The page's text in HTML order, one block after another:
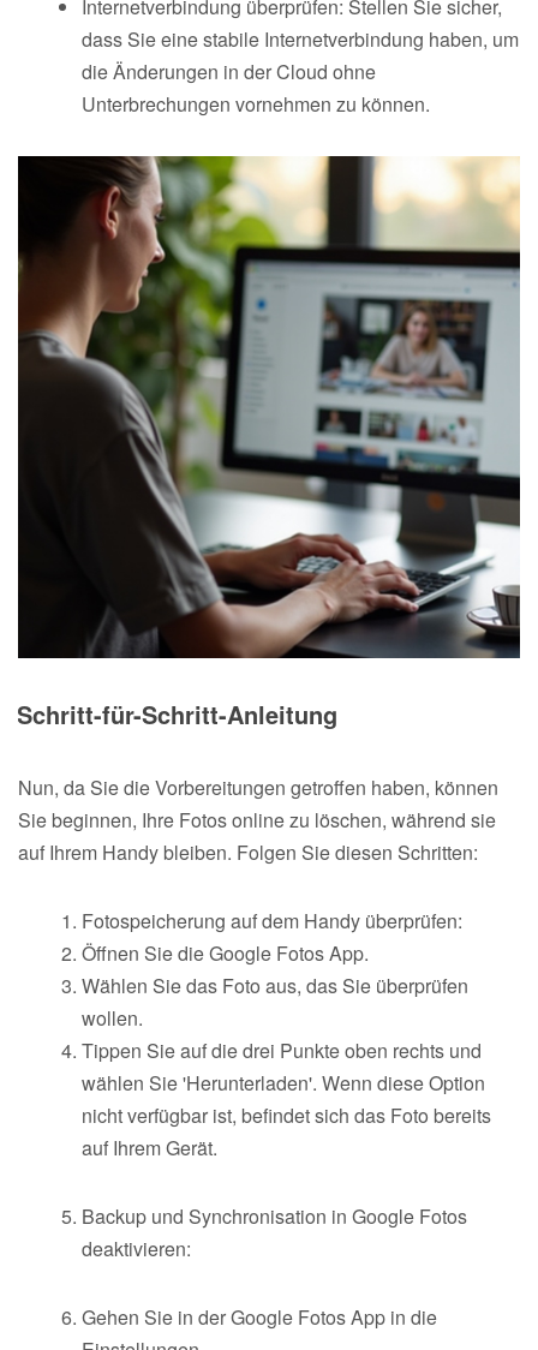
Internetverbindung überprüfen: Stellen Sie sicher,
dass Sie eine stabile Internetverbindung haben, um
die Änderungen in der Cloud ohne
Unterbrechungen vornehmen zu können.
Schritt-für-Schritt-Anleitung
Nun, da Sie die Vorbereitungen getroffen haben, können
Sie beginnen, Ihre Fotos online zu löschen, während sie
auf Ihrem Handy bleiben. Folgen Sie diesen Schritten:
Fotospeicherung auf dem Handy überprüfen:
Öffnen Sie die Google Fotos App.
Wählen Sie das Foto aus, das Sie überprüfen
wollen.
Tippen Sie auf die drei Punkte oben rechts und
wählen Sie 'Herunterladen'. Wenn diese Option
nicht verfügbar ist, befindet sich das Foto bereits
auf Ihrem Gerät.
Backup und Synchronisation in Google Fotos
deaktivieren:
Gehen Sie in der Google Fotos App in die